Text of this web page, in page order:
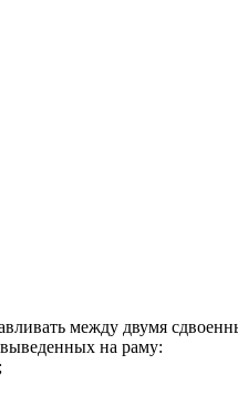
между двумя
на раму: